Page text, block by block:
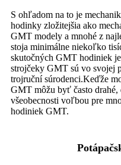
S ohľadom na to je
hodinky zložitejšia ako
GMT modely a mnohé z
stoja minimálne niekoľko
skutočných GMT hodiniek
strojčeky GMT sú vo svojej
trojruční súrodenci.Keďže
GMT môžu byť často
všeobecnosti voľbou pre
hodiniek GMT.